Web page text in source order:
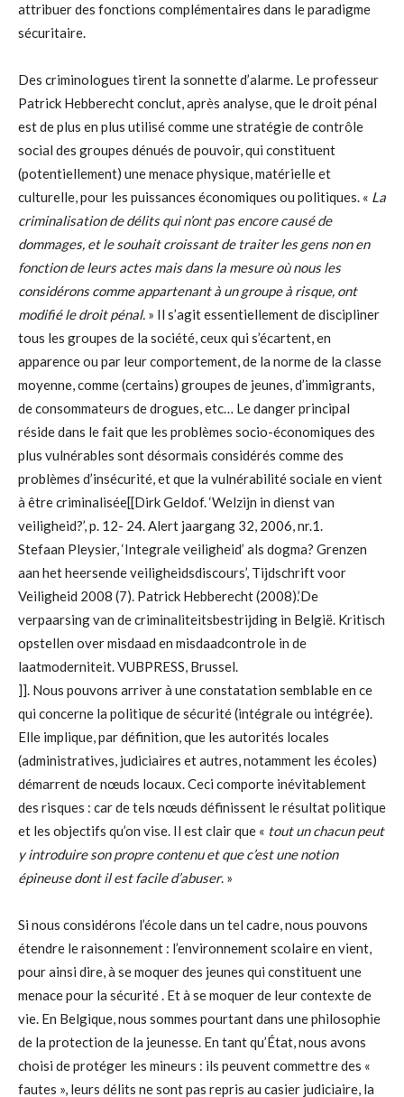
attribuer des fonctions complémentaires dans le paradigme
sécuritaire.
Des criminologues tirent la sonnette d’alarme. Le professeur
Patrick Hebberecht conclut, après analyse, que le droit pénal
est de plus en plus utilisé comme une stratégie de contrôle
social des groupes dénués de pouvoir, qui constituent
(potentiellement) une menace physique, matérielle et
culturelle, pour les puissances économiques ou politiques. « La
criminalisation de délits qui n’ont pas encore causé de
dommages, et le souhait croissant de traiter les gens non en
fonction de leurs actes mais dans la mesure où nous les
considérons comme appartenant à un groupe à risque, ont
modifié le droit pénal. » Il s’agit essentiellement de discipliner
tous les groupes de la société, ceux qui s’écartent, en
apparence ou par leur comportement, de la norme de la classe
moyenne, comme (certains) groupes de jeunes, d’immigrants,
de consommateurs de drogues, etc… Le danger principal
réside dans le fait que les problèmes socio-économiques des
plus vulnérables sont désormais considérés comme des
problèmes d’insécurité, et que la vulnérabilité sociale en vient
à être criminalisée[[Dirk Geldof. ‘Welzijn in dienst van
veiligheid?’, p. 12- 24. Alert jaargang 32, 2006, nr.1.
Stefaan Pleysier, ‘Integrale veiligheid’ als dogma? Grenzen
aan het heersende veiligheidsdiscours’, Tijdschrift voor
Veiligheid 2008 (7). Patrick Hebberecht (2008).’De
verpaarsing van de criminaliteitsbestrijding in België. Kritisch
opstellen over misdaad en misdaadcontrole in de
laatmoderniteit. VUBPRESS, Brussel.
]]. Nous pouvons arriver à une constatation semblable en ce
qui concerne la politique de sécurité (intégrale ou intégrée).
Elle implique, par définition, que les autorités locales
(administratives, judiciaires et autres, notamment les écoles)
démarrent de nœuds locaux. Ceci comporte inévitablement
des risques : car de tels nœuds définissent le résultat politique
et les objectifs qu’on vise. Il est clair que « tout un chacun peut
y introduire son propre contenu et que c’est une notion
épineuse dont il est facile d’abuser. »
Si nous considérons l’école dans un tel cadre, nous pouvons
étendre le raisonnement : l’environnement scolaire en vient,
pour ainsi dire, à se moquer des jeunes qui constituent une
menace pour la sécurité . Et à se moquer de leur contexte de
vie. En Belgique, nous sommes pourtant dans une philosophie
de la protection de la jeunesse. En tant qu’État, nous avons
choisi de protéger les mineurs : ils peuvent commettre des «
fautes », leurs délits ne sont pas repris au casier judiciaire, la